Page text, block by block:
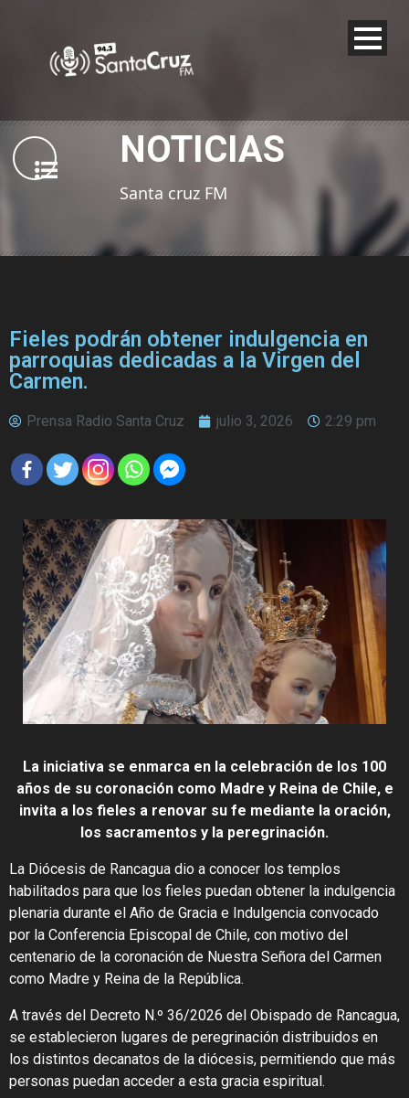
NOTICIAS
Santa cruz FM
Fieles podrán obtener indulgencia en
parroquias dedicadas a la Virgen del
Carmen.
Prensa Radio Santa Cruz julio 3, 2026 2:29 pm
La iniciativa se enmarca en la celebración de los 100
años de su coronación como Madre y Reina de Chile, e
invita a los fieles a renovar su fe mediante la oración,
los sacramentos y la peregrinación.
La Diócesis de Rancagua dio a conocer los templos
habilitados para que los fieles puedan obtener la indulgencia
plenaria durante el Año de Gracia e Indulgencia convocado
por la Conferencia Episcopal de Chile, con motivo del
centenario de la coronación de Nuestra Señora del Carmen
como Madre y Reina de la República.
A través del Decreto N.º 36/2026 del Obispado de Rancagua,
se establecieron lugares de peregrinación distribuidos en
los distintos decanatos de la diócesis, permitiendo que más
personas puedan acceder a esta gracia espiritual.